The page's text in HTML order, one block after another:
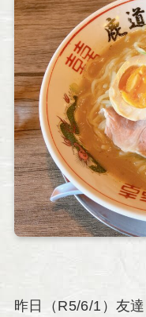
昨日（R5/6/1）友